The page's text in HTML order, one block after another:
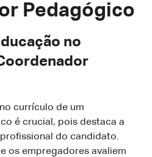
Pedagógico
no
currículo de um
é crucial, pois destaca a
do candidato.
os empregadores avaliem